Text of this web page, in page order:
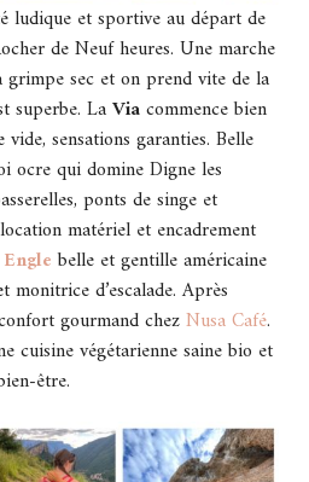
ludique et sportive au départ de
de Neuf heures. Une marche
grimpe sec et on prend vite de la
superbe. LaViacommence bien
sensations garanties. Belle
ocre qui domine Digne les
ponts de singe et
matériel et encadrement
belle et gentille américaine
d’escalade. Après
gourmand chezNusa Café.
cuisine végétarienne saine bio et
être.